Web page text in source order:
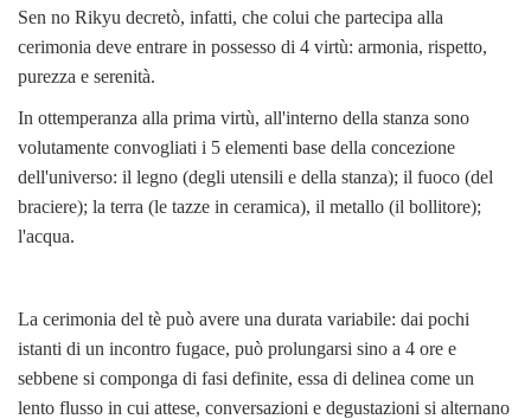
Sen no Rikyu decretò, infatti, che colui che partecipa alla
cerimonia deve entrare in possesso di 4 virtù: armonia, rispetto,
purezza e serenità.
In ottemperanza alla prima virtù, all'interno della stanza sono
volutamente convogliati i 5 elementi base della concezione
dell'universo: il legno (degli utensili e della stanza); il fuoco (del
braciere); la terra (le tazze in ceramica), il metallo (il bollitore);
l'acqua.
La cerimonia del tè può avere una durata variabile: dai pochi
istanti di un incontro fugace, può prolungarsi sino a 4 ore e
sebbene si componga di fasi definite, essa di delinea come un
lento flusso in cui attese, conversazioni e degustazioni si alternano